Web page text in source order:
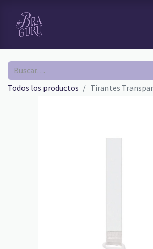
Todos los productos Tirantes